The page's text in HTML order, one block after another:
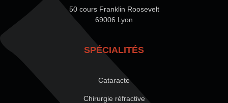
50 cours Franklin Roosevelt
69006 Lyon
SPÉCIALITÉS
Cataracte
Chirurgie réfractive